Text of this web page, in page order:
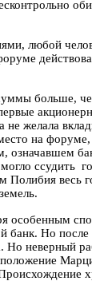
любой
больше,
желала
на
означавшем
ссудить
Полибия весь
особенным
банк. Но после
Но неверный